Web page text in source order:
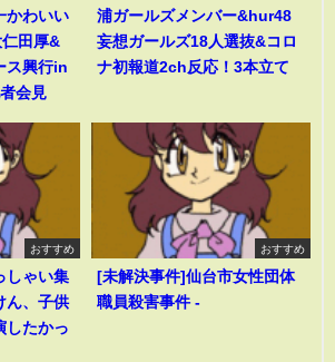
かわいい
田厚&
ス興行in
会見
浦ガールズメンバー&hur48
妄想ガールズ18人選抜&コロ
ナ初報道2ch反応！3本立て
おすすめ
しゃい集
ん、子供
したかっ
おすすめ
[未解決事件]仙台市女性団体
職員殺害事件 -